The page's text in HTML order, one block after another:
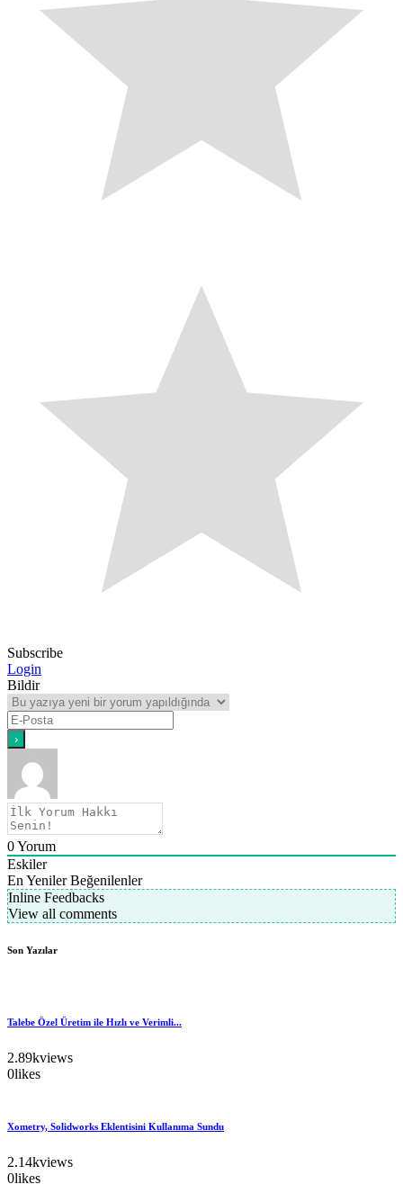
Subscribe
Login
Bildir
0Yorum
Eskiler
En Yeniler Beğenilenler
Inline Feedbacks
View all comments
Son Yazılar
Talebe Özel Üretim ile Hızlı ve Verimli...
2.89kviews
0likes
Xometry, Solidworks Eklentisini Kullanıma Sundu
2.14kviews
0likes